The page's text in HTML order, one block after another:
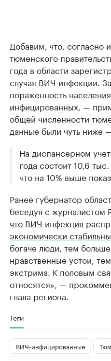
Добавим, что, согласно
тюменского
года в области
случая ВИЧ-инфекции.
пораженность
инфицированных, —
общей численности
данные были чуть ниже
На диспансерном
года состоит 10,6
что на 10% выше
Ранее губернатор
беседуя с журналистом
что ВИЧ-инфекция
экономически
богаче люди, тем
нравственные устои,
экстрима. К половым
относятся», —
глава региона.
Теги
ВИЧ-инфицированные